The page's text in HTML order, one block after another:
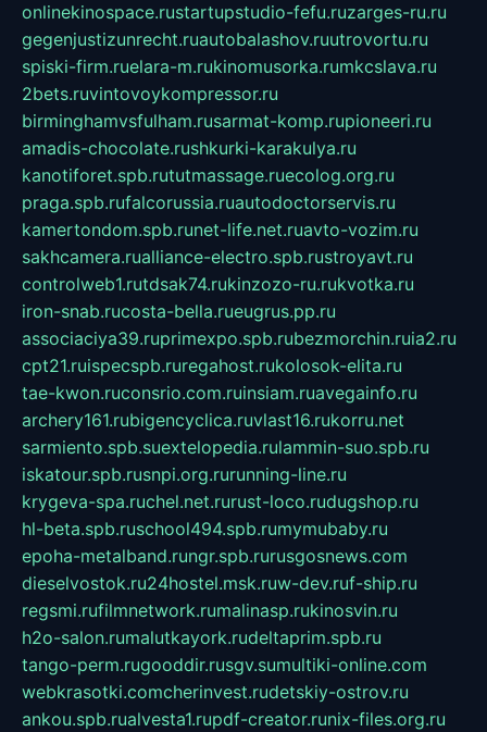
onlinekinospace.rustartupstudio-fefu.ruzarges-ru.ru
gegenjustizunrecht.ruautobalashov.ruutrovortu.ru
spiski-firm.ruelara-m.rukinomusorka.rumkcslava.ru
2bets.ruvintovoykompressor.ru
birminghamvsfulham.rusarmat-komp.rupioneeri.ru
amadis-chocolate.rushkurki-karakulya.ru
kanotiforet.spb.rututmassage.ruecolog.org.ru
praga.spb.rufalcorussia.ruautodoctorservis.ru
kamertondom.spb.runet-life.net.ruavto-vozim.ru
sakhcamera.rualliance-electro.spb.rustroyavt.ru
controlweb1.rutdsak74.rukinzozo-ru.rukvotka.ru
iron-snab.rucosta-bella.rueugrus.pp.ru
associaciya39.ruprimexpo.spb.rubezmorchin.ruia2.ru
cpt21.ruispecspb.ruregahost.rukolosok-elita.ru
tae-kwon.ruconsrio.com.ruinsiam.ruavegainfo.ru
archery161.rubigencyclica.ruvlast16.rukorru.net
sarmiento.spb.suextelopedia.rulammin-suo.spb.ru
iskatour.spb.rusnpi.org.rurunning-line.ru
krygeva-spa.ruchel.net.rurust-loco.rudugshop.ru
hl-beta.spb.ruschool494.spb.rumymubaby.ru
epoha-metalband.rungr.spb.rurusgosnews.com
dieselvostok.ru24hostel.msk.ruw-dev.ruf-ship.ru
regsmi.rufilmnetwork.rumalinasp.rukinosvin.ru
h2o-salon.rumalutkayork.rudeltaprim.spb.ru
tango-perm.rugooddir.rusgv.sumultiki-online.com
webkrasotki.comcherinvest.rudetskiy-ostrov.ru
ankou.spb.rualvesta1.rupdf-creator.runix-files.org.ru